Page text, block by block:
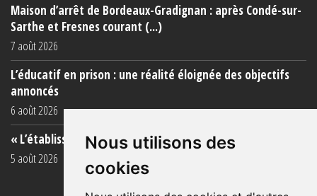
Nous utilisons des
cookies
Maison d’arrêt de Bordeaux-Gradignan : après Condé-sur-
Sarthe et Fresnes courant (...)
7 août 2026
L’éducatif en prison : une réalité éloignée des objectifs
annoncés
6 août 2026
« L’établissement est une porcherie totale »
5 août 2026